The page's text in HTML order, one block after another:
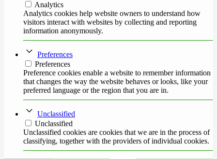
Analytics
Analytics cookies help website owners to understand how
visitors interact with websites by collecting and reporting
information anonymously.
Preferences
Preferences
Preference cookies enable a website to remember information
that changes the way the website behaves or looks, like your
preferred language or the region that you are in.
Unclassified
Unclassified
Unclassified cookies are cookies that we are in the process of
classifying, together with the providers of individual cookies.